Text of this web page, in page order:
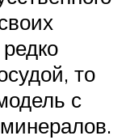
то
с